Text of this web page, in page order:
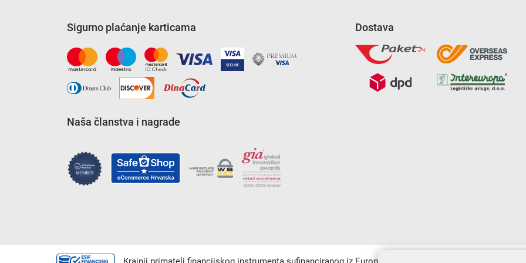
Sigurno plaćanje karticama
Naša članstva i nagrade
Dostava
Krajnji primatelj financijskog instrumenta sufinanciranog iz Europskog fonda za regionalni razvoj u